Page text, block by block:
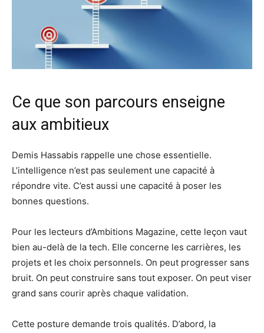
Ce que son parcours enseigne
aux ambitieux
Demis Hassabis rappelle une chose essentielle.
L’intelligence n’est pas seulement une capacité à
répondre vite. C’est aussi une capacité à poser les
bonnes questions.
Pour les lecteurs d’Ambitions Magazine, cette leçon vaut
bien au-delà de la tech. Elle concerne les carrières, les
projets et les choix personnels. On peut progresser sans
bruit. On peut construire sans tout exposer. On peut viser
grand sans courir après chaque validation.
Cette posture demande trois qualités. D’abord, la